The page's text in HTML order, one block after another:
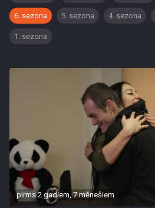
6. sezona 5. sezona 4. sezona
1. sezona
pirms 2 gadiem, 7 mēnešiem